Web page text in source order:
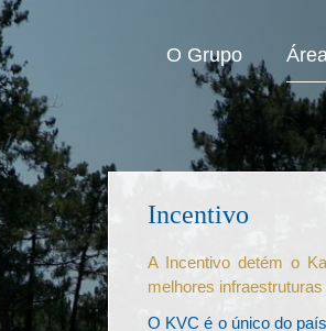
O Grupo
Incentivo
A Incentivo detém o
melhores
O KVC é o único do